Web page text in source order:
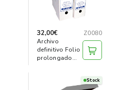
32,00€
Z0080
Archivo
definitivo Folio
prolongado
Stock